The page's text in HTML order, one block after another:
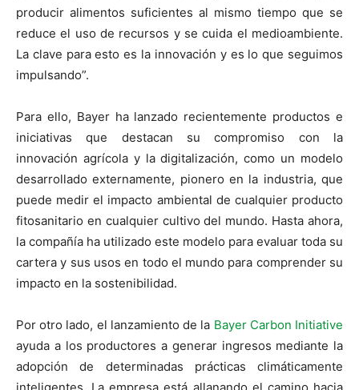
producir alimentos suficientes al mismo tiempo que se
reduce el uso de recursos y se cuida el medioambiente.
La clave para esto es la innovación y es lo que seguimos
impulsando”.
Para ello, Bayer ha lanzado recientemente productos e
iniciativas que destacan su compromiso con la
innovación agrícola y la digitalización, como un modelo
desarrollado externamente, pionero en la industria, que
puede medir el impacto ambiental de cualquier producto
fitosanitario en cualquier cultivo del mundo. Hasta ahora,
la compañía ha utilizado este modelo para evaluar toda su
cartera y sus usos en todo el mundo para comprender su
impacto en la sostenibilidad.
Por otro lado, el lanzamiento de la Bayer Carbon Initiative
ayuda a los productores a generar ingresos mediante la
adopción de determinadas prácticas climáticamente
inteligentes. La empresa está allanando el camino hacia